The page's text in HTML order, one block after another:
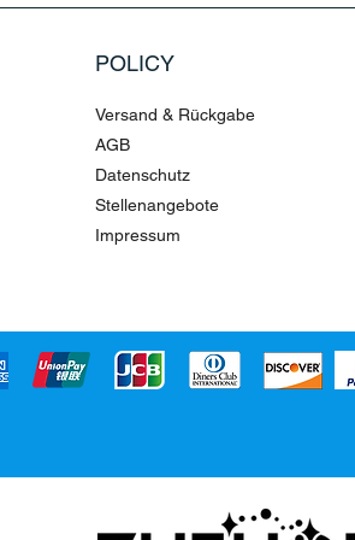
POLICY
Versand & Rückgabe
AGB
Datenschutz
Stellenangebote
Impressum